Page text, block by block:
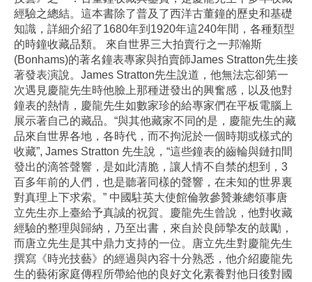
經驗之總結。這本書除了普及了西洋古董鐘的歷史和基礎
知識，詳細介紹了1680年到1920年這240年間，各種類型
的時鐘收藏品類。 來自世界三大拍賣行之一邦瀚斯
(Bonhams)的著名鐘表專家與拍賣師James Stratton先生接
著發表演說。James Stratton先生說道，他無法忘卻第一
次遇見慶龍先生時他臉上那種迸發出的興奮感，以及他對
鐘表的熱情，慶龍先生如數家珍的給專家們在平板電腦上
展示著自己的藏品。“與其他藏家不同的是，慶龍先生的藏
品來自世界各地，各時代，而不拘泥於一個時期或樣式的
收藏”, James Stratton 先生說，“這些鐘表的齒輪與鏈扣間
發出的滴答聲響，是如此清脆，讓人情不自禁的想到，3
百多年前的人們，也是聽著同樣的聲響，在未知的世界裏
對真理上下求索。” 中國駐英大使館倫敦參贊兼總領事唐
立先生亦上臺給予真誠的祝賀。慶龍先生曾說，他對收藏
經驗的整理與歸納，乃至出書，來自於良師摯友的鼓勵，
而唐立先生是其中鼎力支持的一位。唐立先生對慶龍先生
撰寫《時光技藝》的經過與內容十分熟悉，他介紹慶龍先
生的藝術家庭傳程所帶給他的良好文化素養對他日後對國